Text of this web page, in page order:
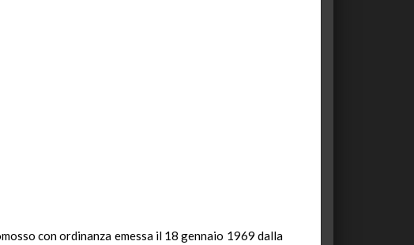
con ordinanza emessa il 18 gennaio 1969 dalla